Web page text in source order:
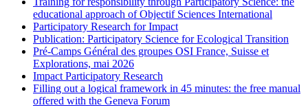
educational approach of Objectif Sciences International
Participatory Research for Impact
Publication: Participatory Science for Ecological Transition
Pré-Camps Général des groupes OSI France, Suisse et
Explorations, mai 2026
Impact Participatory Research
Filling out a logical framework in 45 minutes: the free manual
offered with the Geneva Forum